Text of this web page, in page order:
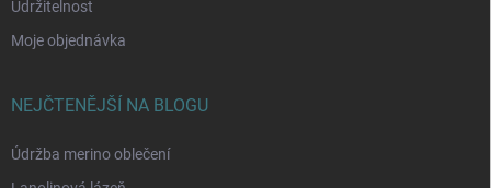
Udržitelnost
Moje objednávka
NEJČTENĚJŠÍ NA BLOGU
Údržba merino oblečení